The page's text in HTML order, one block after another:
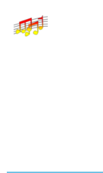
Inhalt
springen